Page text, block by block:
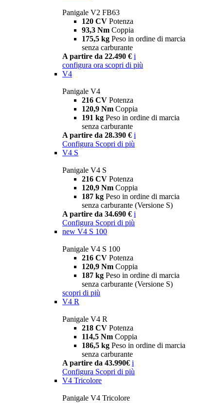
Panigale V2 FB63
120 CV Potenza
93,3 Nm Coppia
175,5 kg Peso in ordine di marcia
senza carburante
A partire da 22.490 € i
configura ora scopri di più
V4
Panigale V4
216 CV Potenza
120,9 Nm Coppia
191 kg Peso in ordine di marcia
senza carburante
A partire da 28.390 € i
Configura Scopri di più
V4 S
Panigale V4 S
216 CV Potenza
120,9 Nm Coppia
187 kg Peso in ordine di marcia
senza carburante (Versione S)
A partire da 34.690 € i
Configura Scopri di più
new V4 S 100
Panigale V4 S 100
216 CV Potenza
120,9 Nm Coppia
187 kg Peso in ordine di marcia
senza carburante (Versione S)
scopri di più
V4 R
Panigale V4 R
218 CV Potenza
114,5 Nm Coppia
186,5 kg Peso in ordine di marcia
senza carburante
A partire da 43.990€ i
Configura Scopri di più
V4 Tricolore
Panigale V4 Tricolore